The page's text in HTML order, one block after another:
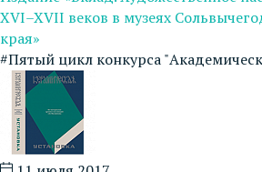
XVI–XVII веков в музеях
края»
#Пятый цикл конкурса